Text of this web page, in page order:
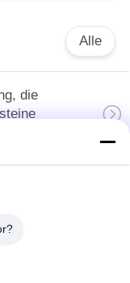
Alle
die
Tür